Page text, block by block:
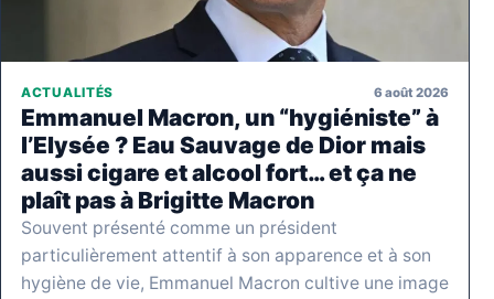
ACTUALITÉS 6 août 2026
Emmanuel Macron, un “hygiéniste” à
l’Elysée ? Eau Sauvage de Dior mais
aussi cigare et alcool fort… et ça ne
plaît pas à Brigitte Macron
Souvent présenté comme un président
particulièrement attentif à son apparence et à son
hygiène de vie, Emmanuel Macron cultive une image